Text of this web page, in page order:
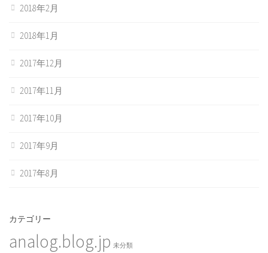
2018年2月
2018年1月
2017年12月
2017年11月
2017年10月
2017年9月
2017年8月
カテゴリー
analog.blog.jp 未分類